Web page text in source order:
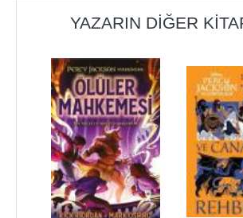
YAZARIN DIĞER